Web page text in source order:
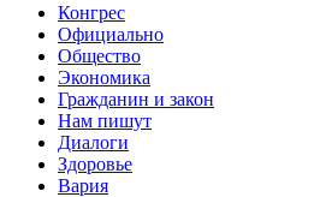
Конгрес
Официально
Общество
Экономика
Гражданин и закон
Нам пишут
Диалоги
Здоровье
Вария